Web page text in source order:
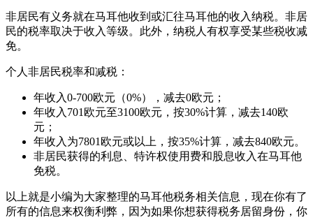
非居民有义务就在马耳他收到或汇往马耳他的收入纳税。非居
民的税率取决于收入等级。此外，纳税人有权享受某些税收减
免。
个人非居民税率和减税：
年收入0-700欧元（0%），减去0欧元；
年收入701欧元至3100欧元，按30%计算，减去140欧
元；
年收入为7801欧元或以上，按35%计算，减去840欧元。
非居民获得的利息、特许权使用费和股息收入在马耳他
免税。
以上就是小编为大家整理的马耳他税务相关信息，现在你有了
所有的信息来权衡利弊，因为如果你想获得税务居留身份，你